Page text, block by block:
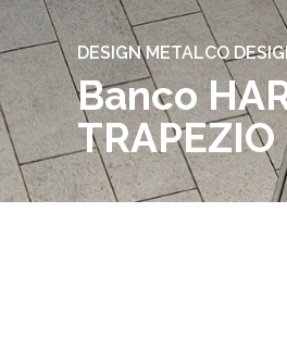
DESIGN METALCO
Banco
TRAPEZIO